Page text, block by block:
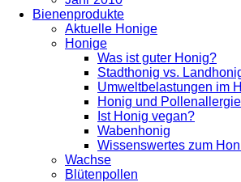
Bienenprodukte
Aktuelle Honige
Honige
Was ist guter Honig?
Stadthonig vs.
Umweltbelastungen im
Honig und Pollenallergie
Ist Honig vegan?
Wabenhonig
Wissenswertes zum
Wachse
Blütenpollen